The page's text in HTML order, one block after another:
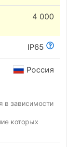
4 000
IP65
Россия
в зависимости
которых